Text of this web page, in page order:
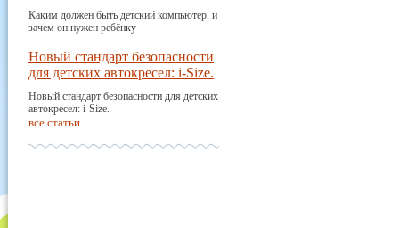
Каким должен быть детский компьютер, и
зачем он нужен ребёнку
Новый стандарт безопасности
для детских автокресел: i-Size.
Новый стандарт безопасности для детских
автокресел: i-Size.
все статьи